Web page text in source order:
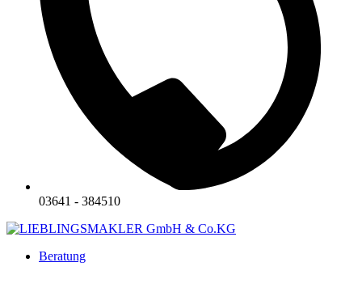
03641 - 384510
Beratung